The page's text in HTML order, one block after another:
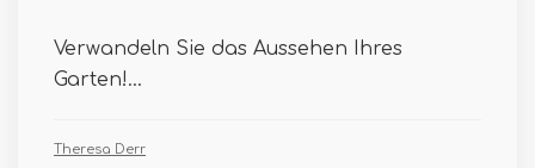
Verwandeln Sie das Aussehen Ihres
Garten!...
Theresa Derr